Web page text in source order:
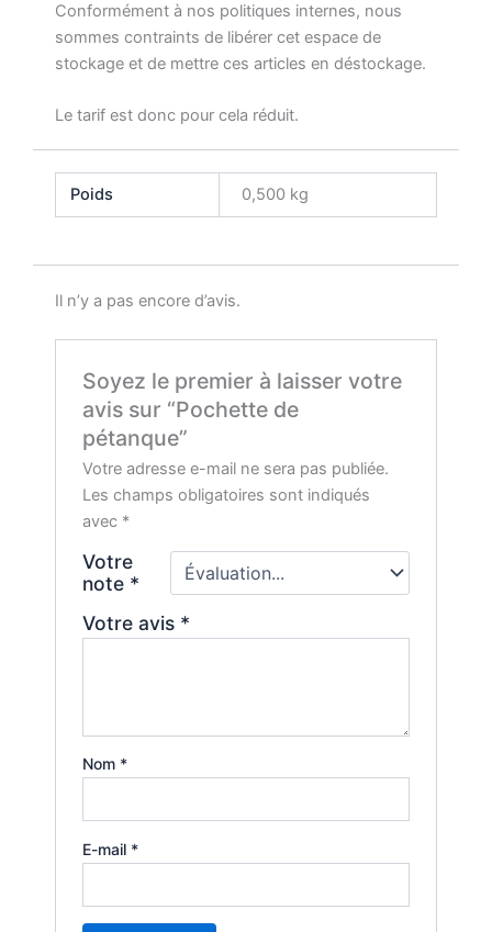
Conformément à nos politiques internes, nous
sommes contraints de libérer cet espace de
stockage et de mettre ces articles en déstockage.
Le tarif est donc pour cela réduit.
Poids 0,500 kg
Il n’y a pas encore d’avis.
Soyez le premier à laisser votre
avis sur “Pochette de
pétanque”
Votre adresse e-mail ne sera pas publiée.
Les champs obligatoires sont indiqués
avec *
Votre
note *
Votre avis *
Nom *
E-mail *